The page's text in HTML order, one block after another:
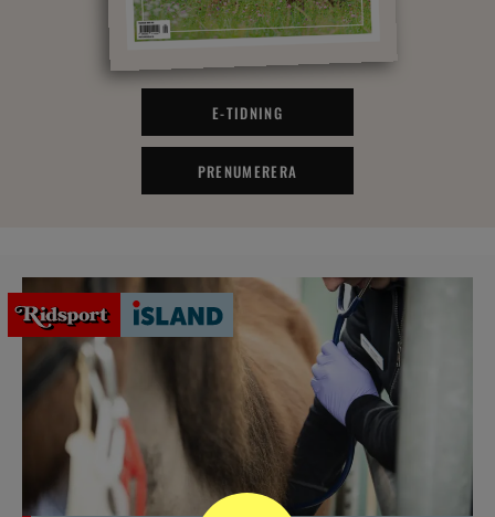
E-TIDNING
PRENUMERERA